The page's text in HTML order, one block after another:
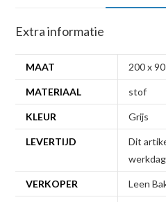
Extra informatie
MAAT 200 x 90
MATERIAAL stof
KLEUR Grijs
LEVERTIJD
Dit
VERKOPER Leen